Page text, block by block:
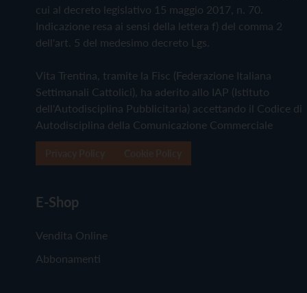
cui al decreto legislativo 15 maggio 2017, n. 70.
Indicazione resa ai sensi della lettera f) del comma 2
dell'art. 5 del medesimo decreto Lgs.
Vita Trentina, tramite la Fisc (Federazione Italiana
Settimanali Cattolici), ha aderito allo IAP (Istituto
dell'Autodisciplina Pubblicitaria) accettando il Codice di
Autodisciplina della Comunicazione Commerciale
E-Shop
Vendita Online
Abbonamenti